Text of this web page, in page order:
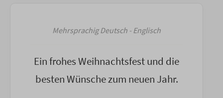
Mehrsprachig Deutsch - Englisch
Ein frohes Weihnachtsfest und die
besten Wünsche zum neuen Jahr.